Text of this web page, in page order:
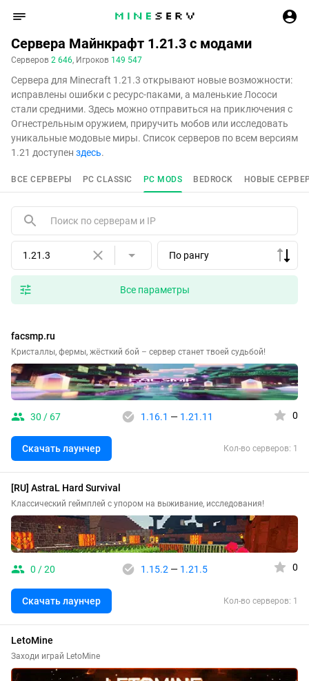
Сервера Майнкрафт 1.21.3 с модами
Серверов 2 646, Игроков 149 547
Сервера для Minecraft 1.21.3 открывают новые возможности:
исправлены ошибки с ресурс-паками, а маленькие Лососи
стали средними. Здесь можно отправиться на приключения с
Огнестрельным оружием, приручить мобов или исследовать
уникальные модовые миры. Список серверов по всем версиям
1.21 доступен здесь.
ВСЕ СЕРВЕРЫ PC CLASSIC PC MODS BEDROCK НОВЫЕ
1.21.3 По рангу
Все параметры
facsmp.ru
Кристаллы, фермы, жёсткий бой – сервер станет твоей судьбой!
30 / 67 1.16.1 — 1.21.11 0
Скачать лаунчер Кол-во серверов: 1
[RU] AstraL Hard Survival
Классический геймплей с упором на выживание, исследования!
0 / 20 1.15.2 — 1.21.5 0
Скачать лаунчер Кол-во серверов: 1
LetoMine
Заходи играй LetoMine